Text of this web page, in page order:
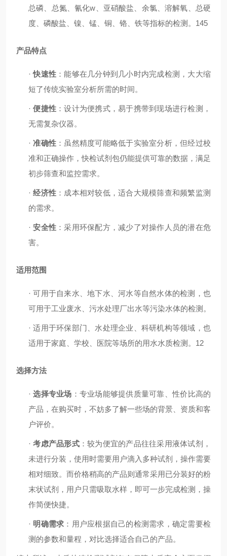
总磷、总氮、氰化w、亚硝酸盐、余氯、溶解氧、总硬
度、磷酸盐、镍、锰、铜、铬、铁等指标的检测。 145
产品特点
·快速性 ：能够在几分钟到几小时内完成检测，大大缩
短了传统实验室分析所需的时间。
·便捷性 ：设计为便携式，易于携带到现场进行检测，
无需复杂仪器。
·准确性 ：虽然精度可能略低于实验室分析，但经过校
准和正确操作，快检试剂包仍能提供可靠的数据，满足
初步筛查和监控需求。
·经济性 ：成本相对较低，适合大规模筛查和频繁监测
的需求。
·安全性 ：采用环保配方，减少了对操作人员的潜在危
害。
适用范围
·可用于自来水、地下水、河水等自然水体的检测，也
可用于工业废水、污水处理厂出水等污染水体的检测。
·适用于环保部门、水处理企业、科研机构等领域，也
适用于家庭、学校、医院等场所的用水水质检测。 12
选择方法
·选择专业场 ：专业场能够提供质量可靠、性价比高的
产品，在购买时，不妨多了解一些场的背景、资质和客
户评价。
·考虑产品形式：较为便宜的产品往往采用液体试剂，
未进行分装，使用时需要用户滴入多种试剂，操作需要
相对细致。而价格稍高的产品则通常采用已分装好的粉
末状试剂，用户只需吸取水样，即可一步完成检测，操
作简便快捷。
· 明确需求 ：用户应根据自己的检测需求，确定需要检
测的参数和量程，对比选择适合自己的产品。